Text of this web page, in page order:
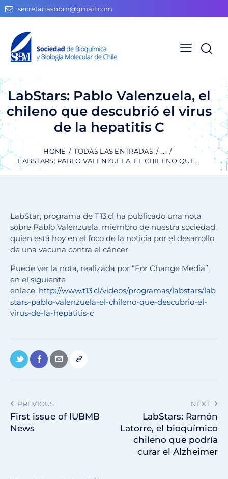
secretariasbbm@gmail.com
LabStars: Pablo Valenzuela, el
chileno que descubrió el virus
de la hepatitis C
HOME TODAS LAS ENTRADAS
...
LABSTARS: PABLO VALENZUELA, EL CHILENO QUE...
LabStar, programa de T13.cl ha publicado una nota
sobre Pablo Valenzuela, miembro de nuestra sociedad,
quien está hoy en el foco de la noticia por el desarrollo
de una vacuna contra el cáncer.
Puede ver la nota, realizada por “For Change Media”,
en el siguiente
enlace: http://www.t13.cl/videos/programas/labstars/lab
stars-pablo-valenzuela-el-chileno-que-descubrio-el-
virus-de-la-hepatitis-c
PREVIOUS
First issue of IUBMB
News
NEXT
LabStars: Ramón
Latorre, el bioquímico
chileno que podría
curar el Alzheimer